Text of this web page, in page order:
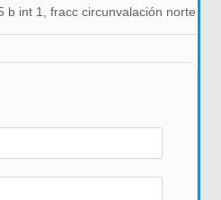
b int 1, fracc circunvalación norte